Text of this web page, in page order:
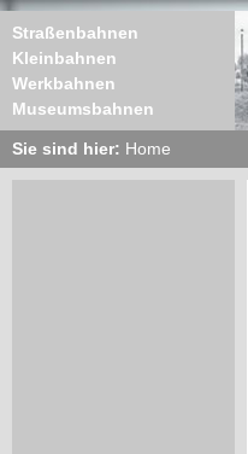
Straßenbahnen
Kleinbahnen
Werkbahnen
Museumsbahnen
Sie sind hier: Home